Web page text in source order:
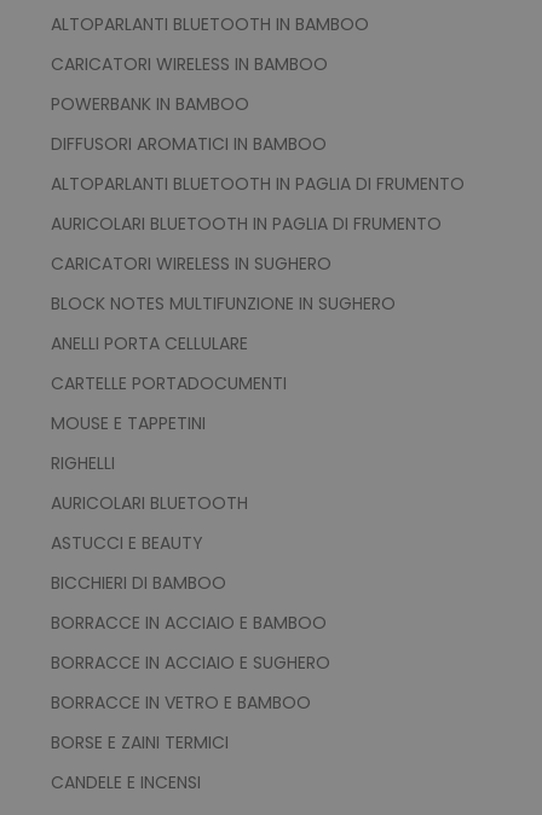
ALTOPARLANTI BLUETOOTH IN BAMBOO
CARICATORI WIRELESS IN BAMBOO
POWERBANK IN BAMBOO
DIFFUSORI AROMATICI IN BAMBOO
ALTOPARLANTI BLUETOOTH IN PAGLIA DI FRUMENTO
AURICOLARI BLUETOOTH IN PAGLIA DI FRUMENTO
CARICATORI WIRELESS IN SUGHERO
BLOCK NOTES MULTIFUNZIONE IN SUGHERO
ANELLI PORTA CELLULARE
CARTELLE PORTADOCUMENTI
MOUSE E TAPPETINI
RIGHELLI
AURICOLARI BLUETOOTH
ASTUCCI E BEAUTY
BICCHIERI DI BAMBOO
BORRACCE IN ACCIAIO E BAMBOO
BORRACCE IN ACCIAIO E SUGHERO
BORRACCE IN VETRO E BAMBOO
BORSE E ZAINI TERMICI
CANDELE E INCENSI
mage-cache-storage-section-
ls_mage-cache-storage
invalidation